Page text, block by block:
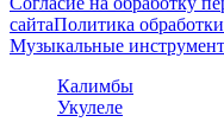
сайтаПолитика
Музыкальные
Калимбы
Укулеле